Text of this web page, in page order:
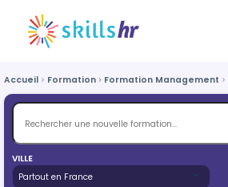
Accueil Formation Formation Management
VILLE